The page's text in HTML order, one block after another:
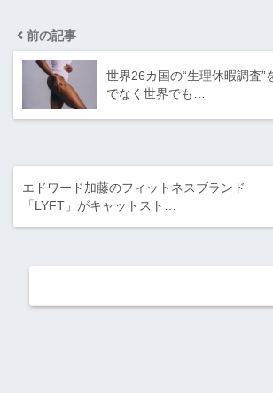
前の記事
世界26カ国の“生理休暇調査
でなく世界でも…
エドワード加藤のフィットネスブランド
「LYFT」がキャットスト…